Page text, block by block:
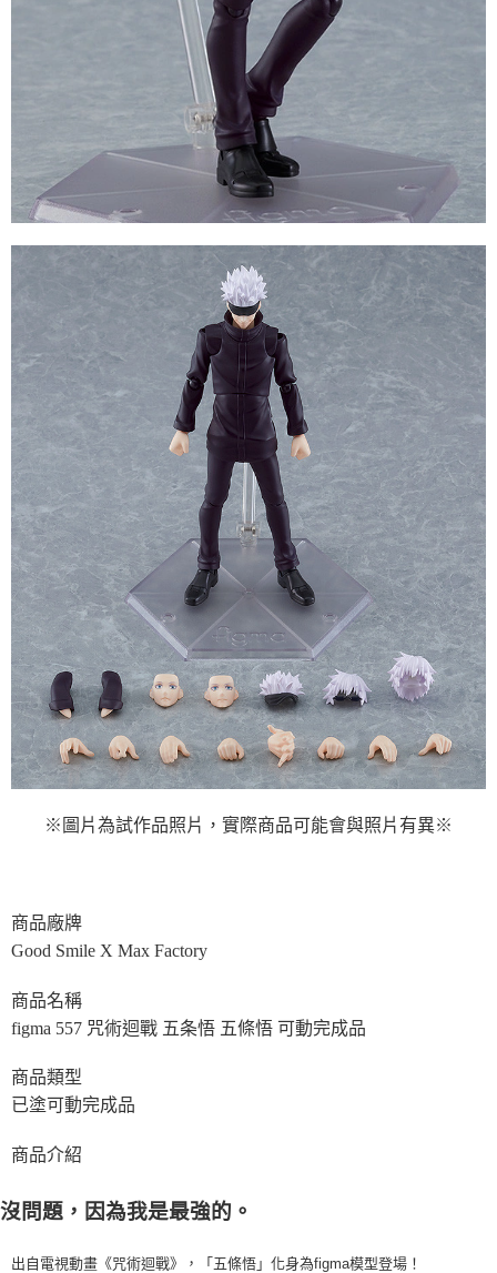
※圖片為試作品照片，實際商品可能會與照片有異※
商品廠牌
Good Smile X Max Factory
商品名稱
figma 557 咒術迴戰 五条悟 五條悟 可動完成品
商品類型
已塗可動完成品
商品介紹
沒問題，因為我是最強的。
出自電視動畫《咒術迴戰》，「五條悟」化身為figma模型登場！